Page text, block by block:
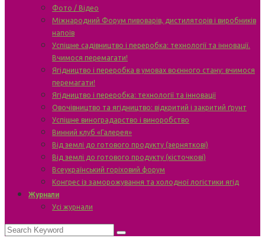
Фото / Відео
Міжнародний Форум пивоварів, дистиляторів і виробників
напоїв
Успішне садівництво і переробка: технології та інновації.
Вчимося перемагати!
Ягідництво і переробка в умовах воєнного стану: вчимося
перемагати!
Ягідництво і переробка: технології та інновації
Овочівництво та ягідництво: відкритий і закритий ґрунт
Успішне виноградарство і виноробство
Винний клуб «Галерея»
Від землі до готового продукту (зерняткові)
Від землі до готового продукту (кісточкові)
Всеукраїнський горіховий форум
Конгрес із заморожування та холодної логістики ягід
Журнали
Усі журнали